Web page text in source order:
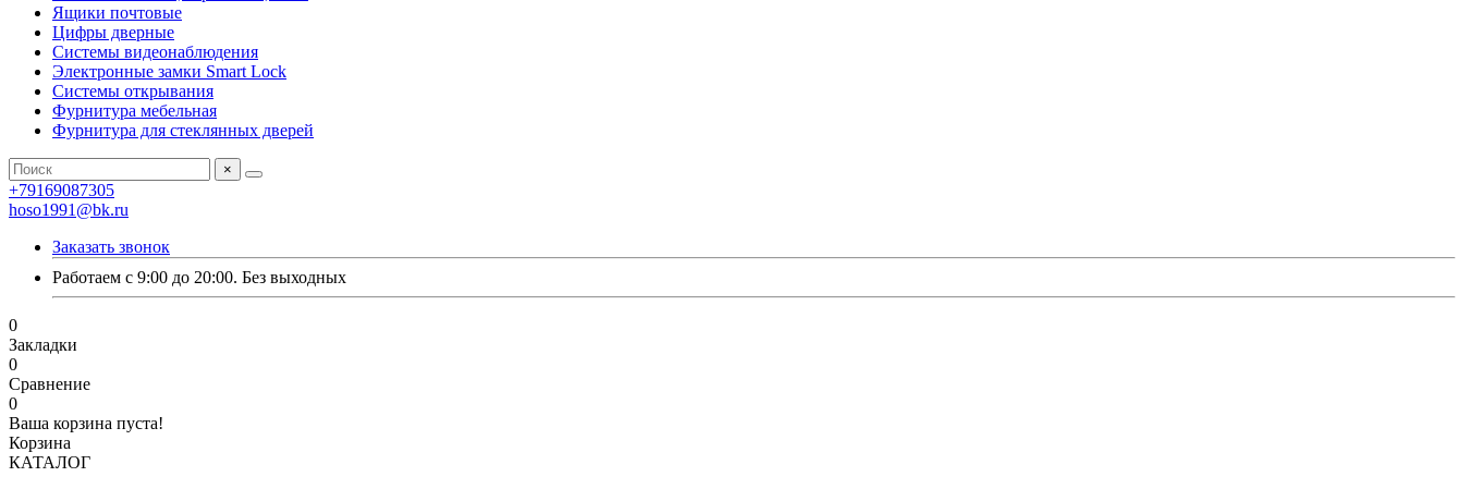
Ящики почтовые
Цифры дверные
Системы видеонаблюдения
Электронные замки Smart Lock
Системы открывания
Фурнитура мебельная
Фурнитура для стеклянных дверей
×
+79169087305
hoso1991@bk.ru
Заказать звонок
Работаем с 9:00 до 20:00. Без выходных
0
Закладки
0
Сравнение
0
Ваша корзина пуста!
Корзина
КАТАЛОГ